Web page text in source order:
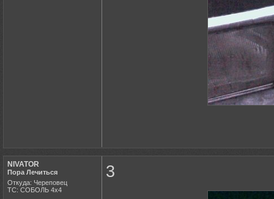
NIVATOR
Пора Лечиться
Откуда: Череповец
ТС: СОБОЛЬ 4х4
3